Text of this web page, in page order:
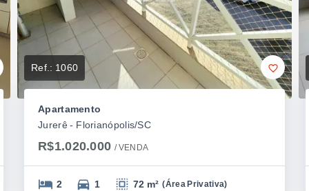
Ref.: 1060
Apartamento
Jurerê - Florianópolis/SC
R$1.020.000 / VENDA
2 1 72 m² (Área Privativa)